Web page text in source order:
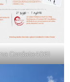
Cordata4061